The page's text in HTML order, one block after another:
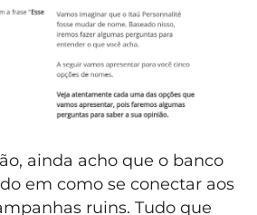
ainda acho que o banco
em como se conectar aos
ruins. Tudo que